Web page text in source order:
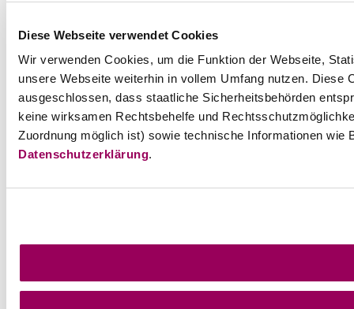
Diese Webseite verwendet Cookies
Wir verwenden Cookies, um die Funktion der Webseite,
unsere Webseite weiterhin in vollem Umfang nutzen.
ausgeschlossen, dass staatliche Sicherheitsbehörden
keine wirksamen Rechtsbehelfe und
Zuordnung möglich ist) sowie technische Informationen
Datenschutzerklärung.